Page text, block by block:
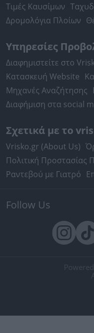
Τιμές Καυσίμων
Δρομολόγια Πλοίων
Υπηρεσίες
Διαφημιστείτε στο
Κατασκευή Website
Μηχανές Αναζήτησης
Διαφήμιση στα social
Σχετικά με το
Vrisko.gr (About Us)
Πολιτική
Ραντεβού με Γιατρό
Follow Us